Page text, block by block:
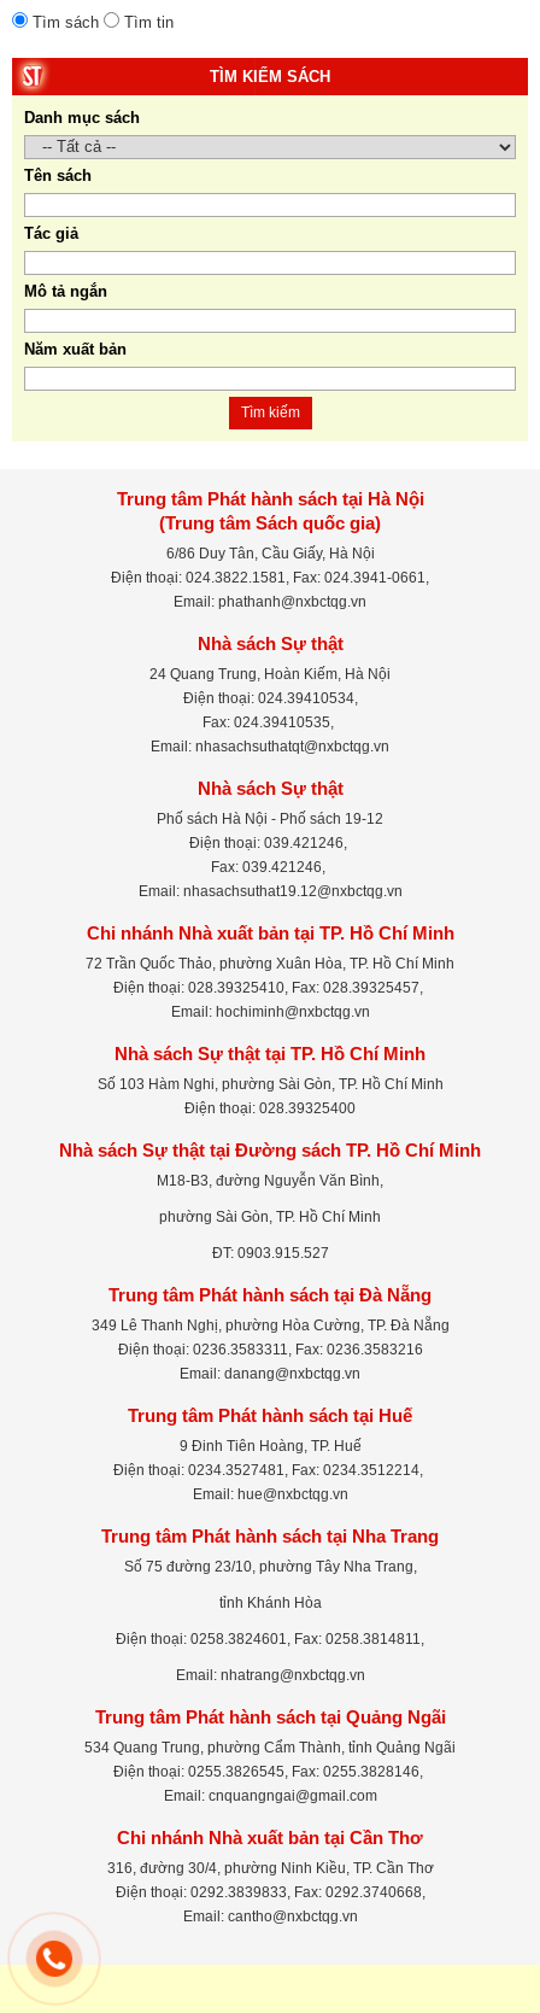
Tìm sách Tìm tin
TÌM KIẾM SÁCH
Danh mục sách
Tên sách
Tác giả
Mô tả ngắn
Năm xuất bản
Tìm kiếm
Trung tâm Phát hành sách tại Hà Nội
(Trung tâm Sách quốc gia)
6/86 Duy Tân, Cầu Giấy, Hà Nội
Điện thoại: 024.3822.1581, Fax: 024.3941-0661,
Email: phathanh@nxbctqg.vn
Nhà sách Sự thật
24 Quang Trung, Hoàn Kiếm, Hà Nội
Điện thoại: 024.39410534,
Fax: 024.39410535,
Email: nhasachsuthatqt@nxbctqg.vn
Nhà sách Sự thật
Phố sách Hà Nội - Phố sách 19-12
Điện thoại: 039.421246,
Fax: 039.421246,
Email: nhasachsuthat19.12@nxbctqg.vn
Chi nhánh Nhà xuất bản tại TP. Hồ Chí Minh
72 Trần Quốc Thảo, phường Xuân Hòa, TP. Hồ Chí Minh
Điện thoại: 028.39325410, Fax: 028.39325457,
Email: hochiminh@nxbctqg.vn
Nhà sách Sự thật tại TP. Hồ Chí Minh
Số 103 Hàm Nghi, phường Sài Gòn, TP. Hồ Chí Minh
Điện thoại: 028.39325400
Nhà sách Sự thật tại Đường sách TP. Hồ Chí Minh
M18-B3, đường Nguyễn Văn Bình,
phường Sài Gòn, TP. Hồ Chí Minh
ĐT: 0903.915.527
Trung tâm Phát hành sách tại Đà Nẵng
349 Lê Thanh Nghị, phường Hòa Cường, TP. Đà Nẵng
Điện thoại: 0236.3583311, Fax: 0236.3583216
Email: danang@nxbctqg.vn
Trung tâm Phát hành sách tại Huế
9 Đinh Tiên Hoàng, TP. Huế
Điện thoại: 0234.3527481, Fax: 0234.3512214,
Email: hue@nxbctqg.vn
Trung tâm Phát hành sách tại Nha Trang
Số 75 đường 23/10, phường Tây Nha Trang,
tỉnh Khánh Hòa
Điện thoại: 0258.3824601, Fax: 0258.3814811,
Email: nhatrang@nxbctqg.vn
Trung tâm Phát hành sách tại Quảng Ngãi
534 Quang Trung, phường Cẩm Thành, tỉnh Quảng Ngãi
Điện thoại: 0255.3826545, Fax: 0255.3828146,
Email: cnquangngai@gmail.com
Chi nhánh Nhà xuất bản tại Cần Thơ
316, đường 30/4, phường Ninh Kiều, TP. Cần Thơ
Điện thoại: 0292.3839833, Fax: 0292.3740668,
Email: cantho@nxbctqg.vn